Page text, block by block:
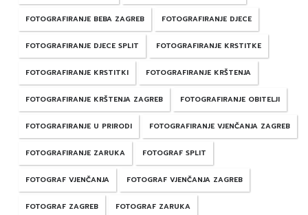
FOTOGRAFIRANJE BEBA ZAGREB FOTOGRAFIRANJE DJECE
FOTOGRAFIRANJE DJECE SPLIT FOTOGRAFIRANJE KRSTITKE
FOTOGRAFIRANJE KRSTITKI FOTOGRAFIRANJE KRŠTENJA
FOTOGRAFIRANJE KRŠTENJA ZAGREB FOTOGRAFIRANJE OBITELJI
FOTOGRAFIRANJE U PRIRODI FOTOGRAFIRANJE VJENČANJA ZAGREB
FOTOGRAFIRANJE ZARUKA FOTOGRAF SPLIT
FOTOGRAF VJENČANJA FOTOGRAF VJENČANJA ZAGREB
FOTOGRAF ZAGREB FOTOGRAF ZARUKA